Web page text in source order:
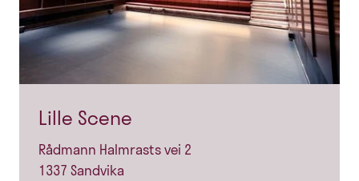
Lille Scene
Rådmann Halmrasts vei 2
1337 Sandvika